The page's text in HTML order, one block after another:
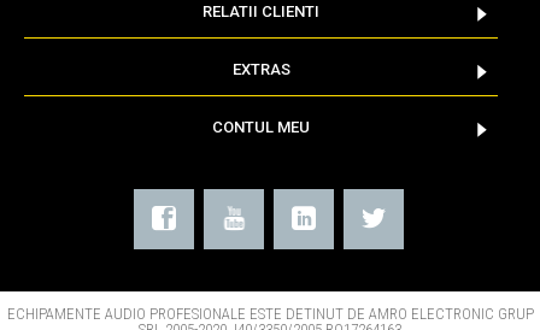
RELATII CLIENTI
EXTRAS
CONTUL MEU
ECHIPAMENTE AUDIO PROFESIONALE ESTE DETINUT DE AMRO ELECTRONIC GRUP